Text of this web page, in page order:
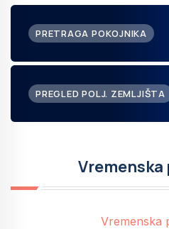
PRETRAGA POKOJNIKA
PREGLED POLJ. ZEMLJIŠTA
Vremenska